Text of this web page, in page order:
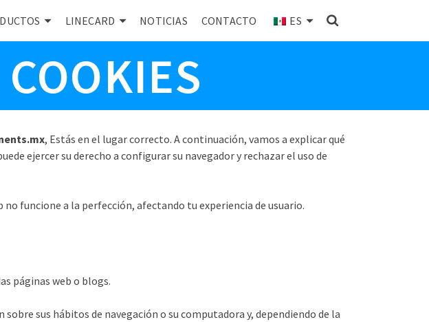
LINECARD NOTICIAS CONTACTO ES
, Estás en el lugar correcto. A continuación, vamos a explicar qué
ejercer su derecho a configurar su navegador y rechazar el uso de
funcione a la perfección, afectando tu experiencia de usuario.
páginas web o blogs.
sus hábitos de navegación o su computadora y, dependiendo de la